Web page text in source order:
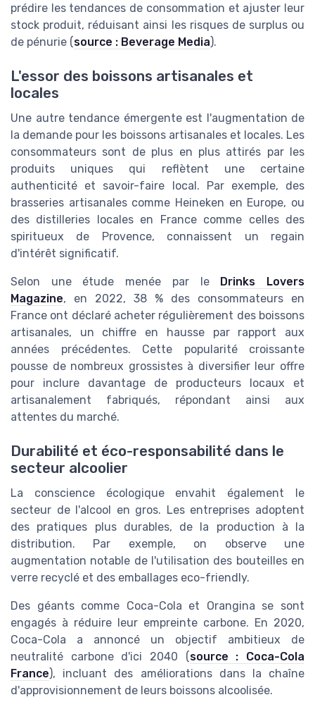
prédire les tendances de consommation et ajuster leur
stock produit, réduisant ainsi les risques de surplus ou
de pénurie (source : Beverage Media).
L'essor des boissons artisanales et
locales
Une autre tendance émergente est l'augmentation de
la demande pour les boissons artisanales et locales. Les
consommateurs sont de plus en plus attirés par les
produits uniques qui reflètent une certaine
authenticité et savoir-faire local. Par exemple, des
brasseries artisanales comme Heineken en Europe, ou
des distilleries locales en France comme celles des
spiritueux de Provence, connaissent un regain
d'intérêt significatif.
Selon une étude menée par le Drinks Lovers
Magazine, en 2022, 38 % des consommateurs en
France ont déclaré acheter régulièrement des boissons
artisanales, un chiffre en hausse par rapport aux
années précédentes. Cette popularité croissante
pousse de nombreux grossistes à diversifier leur offre
pour inclure davantage de producteurs locaux et
artisanalement fabriqués, répondant ainsi aux
attentes du marché.
Durabilité et éco-responsabilité dans le
secteur alcoolier
La conscience écologique envahit également le
secteur de l'alcool en gros. Les entreprises adoptent
des pratiques plus durables, de la production à la
distribution. Par exemple, on observe une
augmentation notable de l'utilisation des bouteilles en
verre recyclé et des emballages eco-friendly.
Des géants comme Coca-Cola et Orangina se sont
engagés à réduire leur empreinte carbone. En 2020,
Coca-Cola a annoncé un objectif ambitieux de
neutralité carbone d'ici 2040 (source : Coca-Cola
France), incluant des améliorations dans la chaîne
d'approvisionnement de leurs boissons alcoolisée.